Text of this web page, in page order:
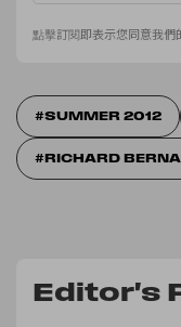
點擊訂閱即表示您同意我們
SUMMER 2012
RICHARD
Editor's